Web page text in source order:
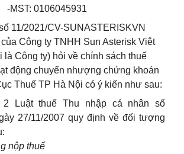
-MST: 0106045931
11/2021/CV-SUNASTERISKVN
Công ty TNHH Sun Asterisk Việt
là Công ty) hỏi về chính sách thuế
động chuyển nhượng chứng khoán
Thuế TP Hà Nội có ý kiến như sau:
Luật thuế Thu nhập cá nhân số
27/11/2007 quy định về đối tượng
nộp thuế